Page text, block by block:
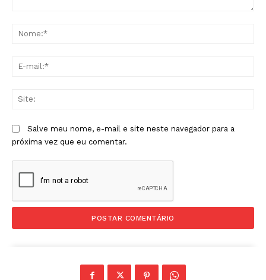
Salve meu nome, e-mail e site neste navegador para a
próxima vez que eu comentar.